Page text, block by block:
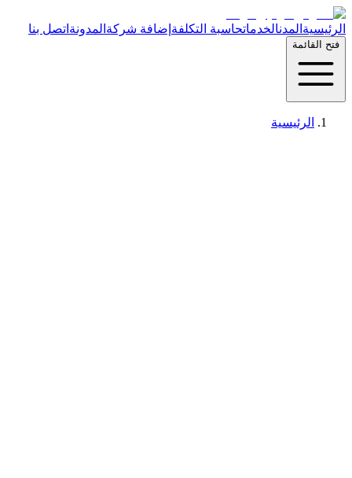
الرئيسية المدنالخدماتحاسبة التكلفة إضافة شركة المدونة اتصل بنا
فتح القائمة
الرئيسية